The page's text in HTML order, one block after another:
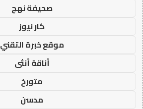
صحيفة نهج
كار نيوز
موقع خبرة التقني
أناقة أنثى
متورخ
مدسن